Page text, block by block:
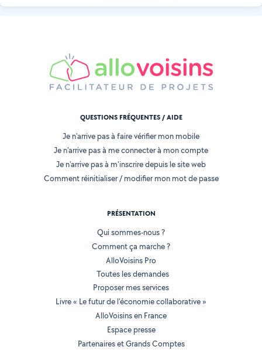
QUESTIONS FRÉQUENTES / AIDE
Je n'arrive pas à faire vérifier mon mobile
Je n'arrive pas à me connecter à mon compte
Je n'arrive pas à m'inscrire depuis le site web
Comment réinitialiser / modifier mon mot de passe
PRÉSENTATION
Qui sommes-nous ?
Comment ça marche ?
AlloVoisins Pro
Toutes les demandes
Proposer mes services
Livre « Le futur de l'économie collaborative »
AlloVoisins en France
Espace presse
Partenaires et Grands Comptes